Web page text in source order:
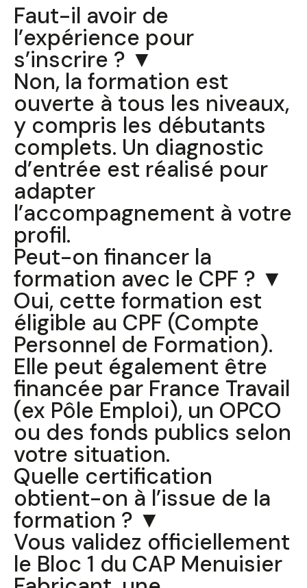
Faut-il avoir de
l’expérience pour
s’inscrire ? ▼
Non, la formation est
ouverte à tous les niveaux,
y compris les débutants
complets. Un diagnostic
d’entrée est réalisé pour
adapter
l’accompagnement à votre
profil.
Peut-on financer la
formation avec le CPF ? ▼
Oui, cette formation est
éligible au CPF (Compte
Personnel de Formation).
Elle peut également être
financée par France Travail
(ex Pôle Emploi), un OPCO
ou des fonds publics selon
votre situation.
Quelle certification
obtient-on à l’issue de la
formation ? ▼
Vous validez officiellement
le Bloc 1 du CAP Menuisier